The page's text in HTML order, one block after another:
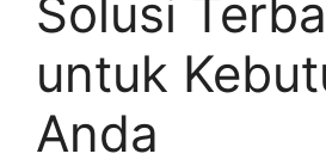
Solusi
untuk
Anda